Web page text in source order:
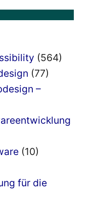
(564)
(77)
–
(10)
für die